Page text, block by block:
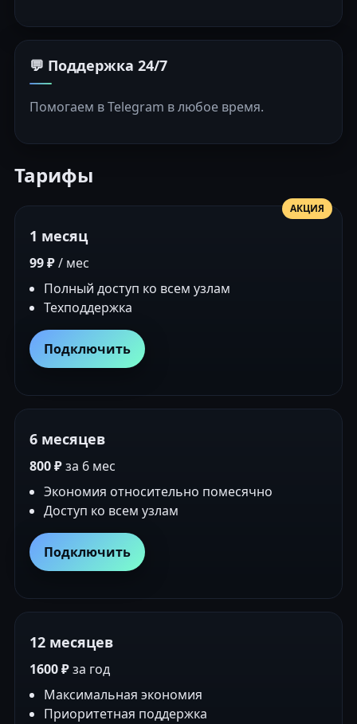
💬 Поддержка 24/7
Помогаем в Telegram в любое время.
Тарифы
АКЦИЯ
1 месяц
99 ₽/ мес
Полный доступ ко всем узлам
Техподдержка
Подключить
6 месяцев
800 ₽за 6 мес
Экономия относительно помесячно
Доступ ко всем узлам
Подключить
12 месяцев
1600 ₽за год
Максимальная экономия
Приоритетная поддержка